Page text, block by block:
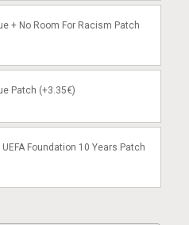
+ No Room For Racism Patch
Patch (+3.35€)
UEFA Foundation 10 Years Patch